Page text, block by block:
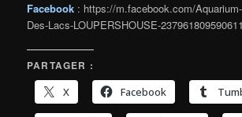
Facebook : https://m.facebook.com/
Des-Lacs-LOUPERSHOUSE-
PARTAGER :
X
Facebook